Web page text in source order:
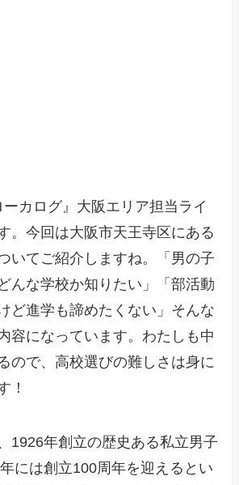
カログ』大阪エリア担当ライ
。今回は大阪市天王寺区にある
いてご紹介しますね。「男の子
んな学校か知りたい」「部活動
ど進学も諦めたくない」そんな
容になっています。わたしも中
ので、高校選びの難しさは身に
！
1926年創立の歴史ある私立男子
には創立100周年を迎えるとい